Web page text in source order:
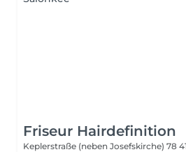
Friseur Hairdefinition
Keplerstraße (neben Josefskirche) 78